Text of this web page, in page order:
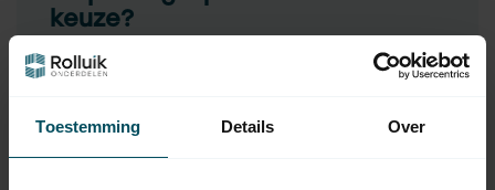
Toestemming Details Over
keuze?
Neem contact op met een van onze medewerkers